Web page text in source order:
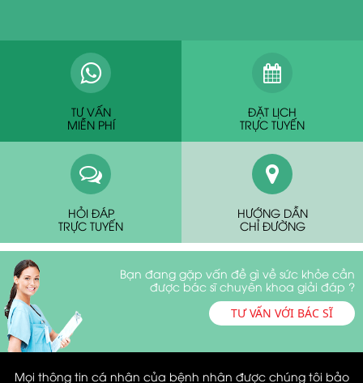
TƯ VẤN
MIỄN PHÍ
ĐẶT LỊCH
TRỰC TUYẾN
HỎI ĐÁP
TRỰC TUYẾN
HƯỚNG DẪN
CHỈ ĐƯỜNG
Bạn đang gặp vấn đề gì về sức khỏe cần
được bác sĩ chuyên khoa giải đáp ?
TƯ VẤN VỚI BÁC SĨ
Mọi thông tin cá nhân của bệnh nhân được chúng tôi bảo